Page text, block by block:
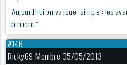
"Aujourd'hui on va jouer simple : les
derrière."
#146
Ricky69 Membre 05/05/2013